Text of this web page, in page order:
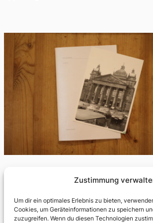
Zustimmung
Um dir ein optimales Erlebnis zu bieten,
Cookies, um Geräteinformationen zu speichern
zuzugreifen. Wenn du diesen Technologien
Februar 9, 2022